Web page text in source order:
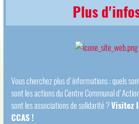
Plus
Vous cherchez plus d'informations : quels
sont les actions du Centre Communal
sont les associations de solidarité ?Visitez
CCAS !